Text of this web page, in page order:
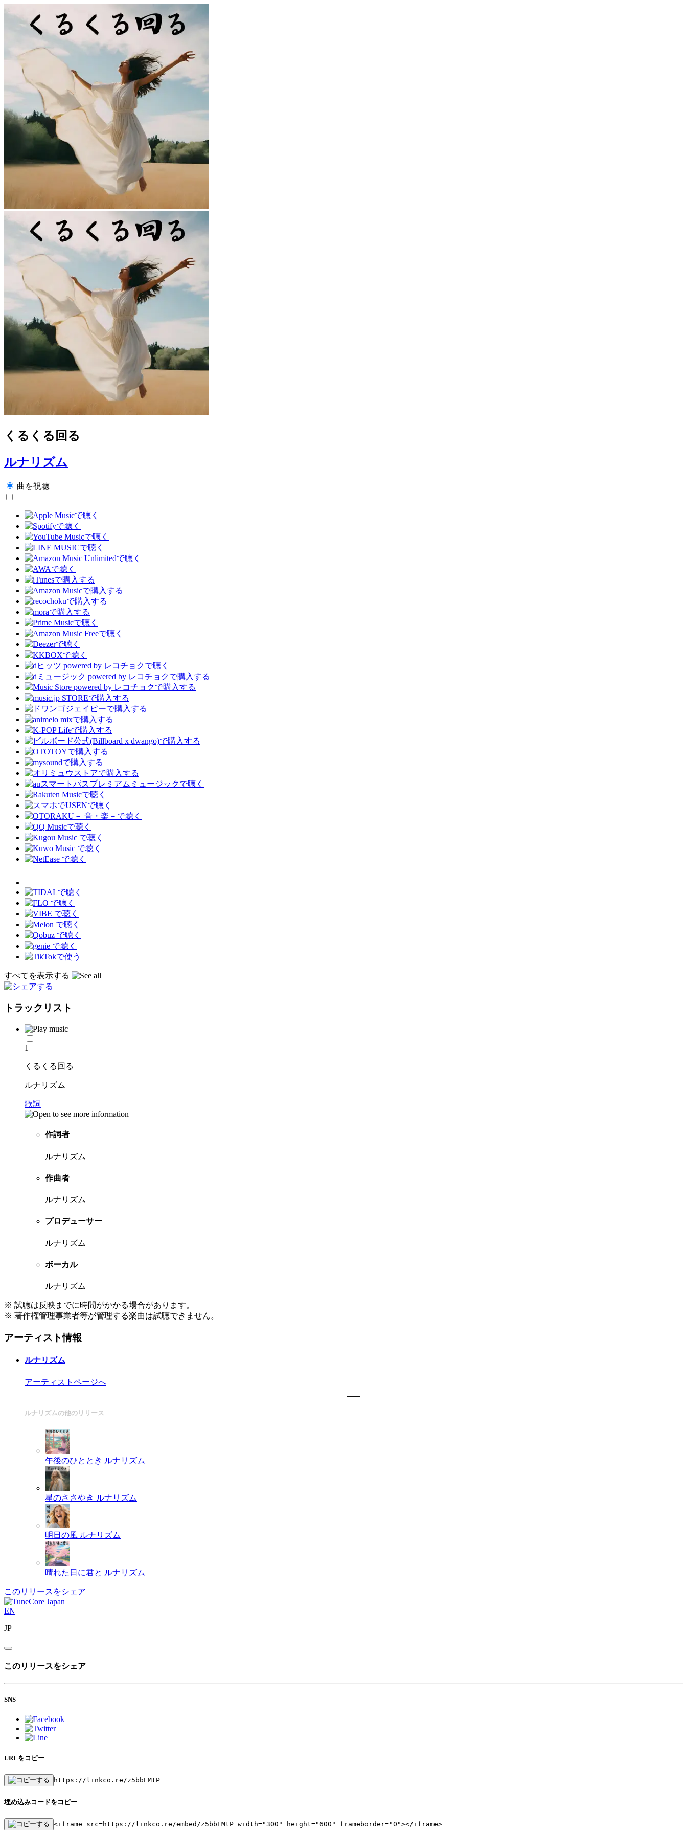
くるくる回る
ルナリズム
曲を視聴
すべてを表示する
トラックリスト
1
くるくる回る
ルナリズム
歌詞
作詞者
ルナリズム
作曲者
ルナリズム
プロデューサー
ルナリズム
ボーカル
ルナリズム
※ 試聴は反映までに時間がかかる場合があります。
※ 著作権管理事業者等が管理する楽曲は試聴できません。
アーティスト情報
ルナリズム
アーティストページへ
ルナリズムの他のリリース
午後のひととき ルナリズム
星のささやき ルナリズム
明日の風 ルナリズム
晴れた日に君と ルナリズム
このリリースをシェア
EN
JP
このリリースをシェア
SNS
URLをコピー
https://linkco.re/z5bbEMtP
埋め込みコードをコピー
<iframe src=https://linkco.re/embed/z5bbEMtP width="300" height="600" frameborder="0"></iframe>